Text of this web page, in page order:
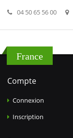
04 50 65 56 00
France
Compte
Connexion
Inscription